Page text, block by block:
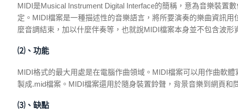
MIDI是Musical Instrument Digital Interface的簡稱，意為音樂裝置
定。MIDI檔案是一種描述性的音樂語言，將所要演奏的樂曲資訊
麼音調結束，加以什麼伴奏等，也就說MIDI檔案本身並不包含波形
⑵、功能
MIDI格式的最大用處是在電腦作曲領域。MIDI檔案可以用作曲軟
製成.mid檔案。MIDI檔案還用於隨身裝置鈴聲，背景音樂到網頁和
⑶、缺點